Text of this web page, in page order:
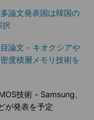
論文発表国は韓国の
択
論文 - キオクシアや
度積層メモリ技術を
技術 - Samsung、
が発表を予定